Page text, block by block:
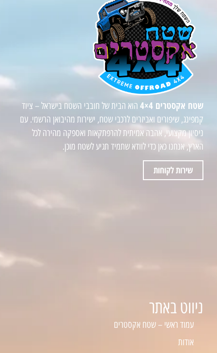
שטח אקסטרים 4×4
הוא הבית של חובבי השטח בישראל – ציוד
קמפינג, שיפורים ואביזרים לרכבי שטח, ישירות מהיבואן הרשמי. עם
ניסיון מקצועי, אהבה אמיתית להרפתקאות ואספקה מהירה לכל
הארץ, אנחנו כאן כדי לוודא שתמיד תגיע לשטח מוכן.
שירות לקוחות
ניווט באתר
עמוד ראשי – שטח אקסטרים
אודות